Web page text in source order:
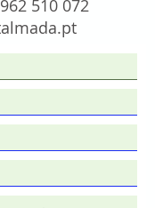
510 072